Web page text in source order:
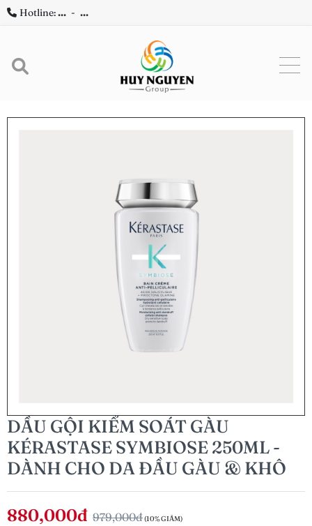
Hotline:... - ...
DẦU GỘI KIỂM SOÁT GÀU
KÉRASTASE SYMBIOSE 250ML -
DÀNH CHO DA ĐẦU GÀU & KHÔ
880,000đ 979,000đ(10% GIẢM)